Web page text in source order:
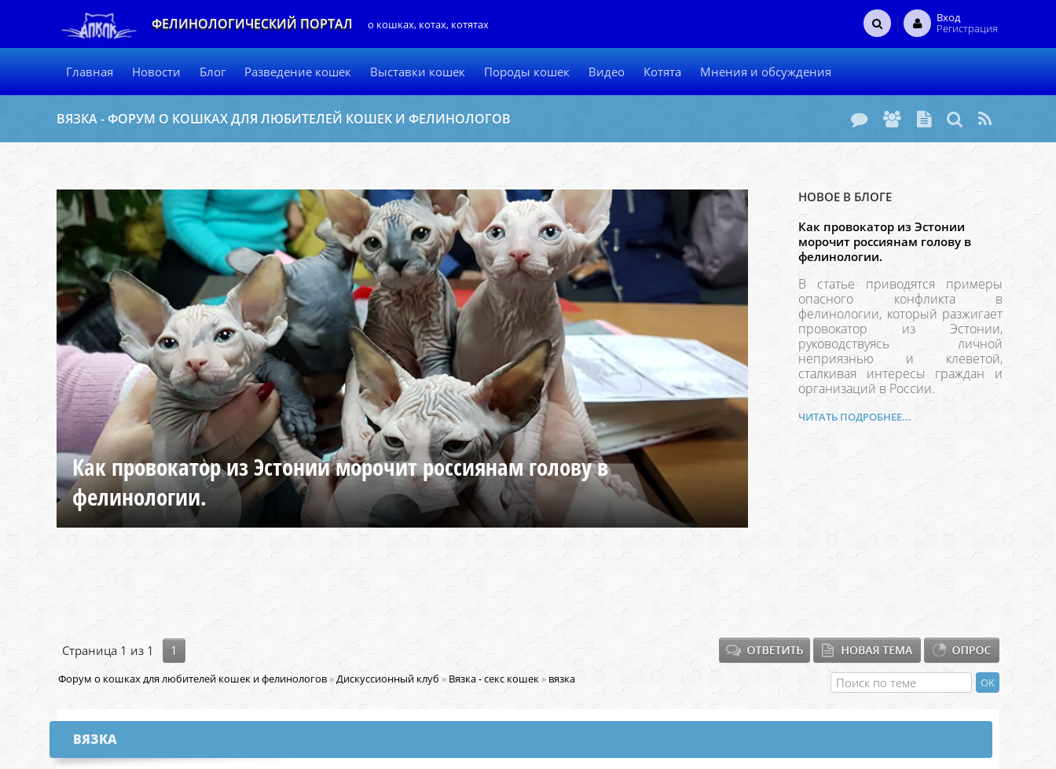
ФЕЛИНОЛОГИЧЕСКИЙ ПОРТАЛ о кошках, котах, котятах Вход
Регистрация
Главная Новости Блог Разведение кошек Выставки кошек Породы кошек Видео Котята Мнения и обсуждения
ВЯЗКА - ФОРУМ О КОШКАХ ДЛЯ ЛЮБИТЕЛЕЙ КОШЕК И ФЕЛИНОЛОГОВ
Как провокатор из Эстонии морочит россиянам голову в
фелинологии.
НОВОЕ В БЛОГЕ
Как провокатор из Эстонии
морочит россиянам голову в
фелинологии.
В статье приводятся примеры
опасного конфликта в
фелинологии, который разжигает
провокатор из Эстонии,
руководствуясь личной
неприязнью и клеветой,
сталкивая интересы граждан и
организаций в России.
ЧИТАТЬ ПОДРОБНЕЕ...
Страница 1 из 1 1
Форум о кошках для любителей кошек и фелинологов»Дискуссионный клуб » Вязка - секс кошек» вязка
ВЯЗКА